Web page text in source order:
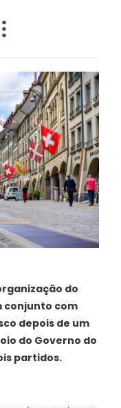
do
conjunto com
depois de um
do Governo do
partidos.